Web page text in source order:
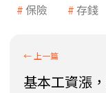
保險
存錢
基本工資漲